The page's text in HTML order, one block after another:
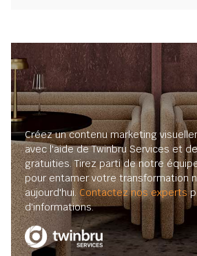
Créez un contenu marketing
avec l'aide de Twinbru Services et
gratuities. Tirez parti de notre
pour entamer votre transformation
aujourd'hui.Contactez nos experts
d'informations.